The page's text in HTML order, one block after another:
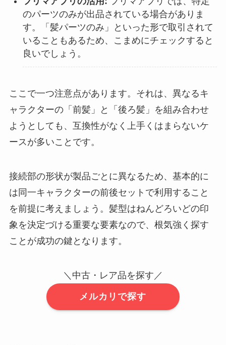
のパーツのみが出品されている場合がありま
す。「髪パーツのみ」といった形で取引されて
いることもあるため、こまめにチェックすると
良いでしょう。
ここで一つ注意点があります。それは、異なるキ
ャラクターの「前髪」と「後ろ髪」を組み合わせ
ようとしても、互換性がなく上手くはまらないケ
ースが多いことです。
接続部の形状が製品ごとに異なるため、基本的に
は同一キャラクターの前後セットで利用すること
を前提に考えましょう。髪型はねんどろいどの印
象を決定づける重要な要素なので、根気強く探す
ことが成功の鍵となります。
＼中古・レア品を探す／
メルカリで探す